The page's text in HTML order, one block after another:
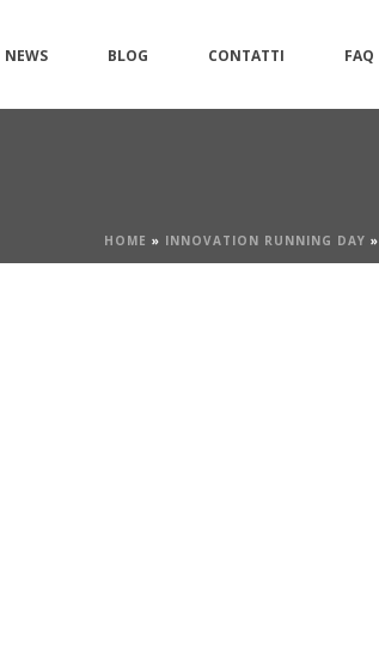
NEWS BLOG CONTATTI FAQ
HOME » INNOVATION RUNNING DAY »